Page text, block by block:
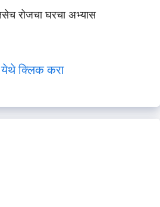
रोजचा घरचा अभ्यास
येथे क्लिक करा